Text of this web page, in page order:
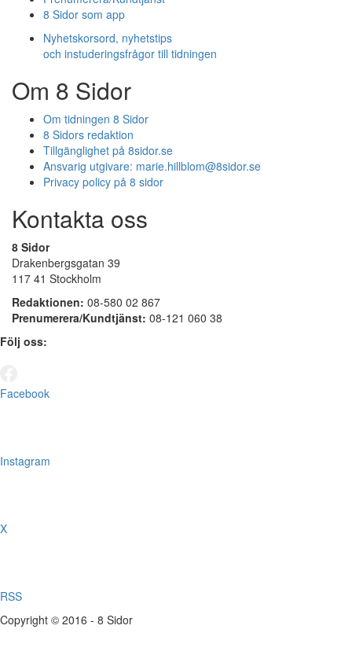
8 Sidor som app
Nyhetskorsord, nyhetstips
och instuderingsfrågor till tidningen
Om 8 Sidor
Om tidningen 8 Sidor
8 Sidors redaktion
Tillgänglighet på 8sidor.se
Ansvarig utgivare: marie.hillblom@8sidor.se
Privacy policy på 8 sidor
Kontakta oss
8 Sidor
Drakenbergsgatan 39
117 41 Stockholm
Redaktionen: 08-580 02 867
Prenumerera/Kundtjänst: 08-121 060 38
Följ oss:
Facebook
Instagram
X
RSS
Copyright © 2016 - 8 Sidor